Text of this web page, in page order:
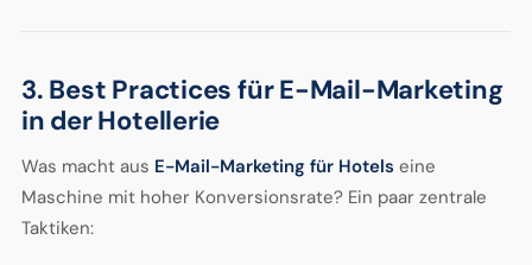
3. Best Practices für E-Mail-Marketing
in der Hotellerie
Was macht aus E-Mail-Marketing für Hotels eine
Maschine mit hoher Konversionsrate? Ein paar zentrale
Taktiken: